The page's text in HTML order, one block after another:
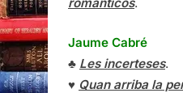
Jaume Cabré
♣ Les incerteses.
♥ Quan arriba la